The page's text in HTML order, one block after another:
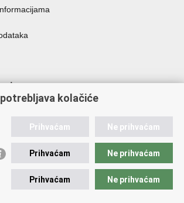
poslova
solidarnosti
kolačiće
Prihvaćam Ne prihvaćam
Prihvaćam Ne prihvaćam
Prihvaćam Ne prihvaćam